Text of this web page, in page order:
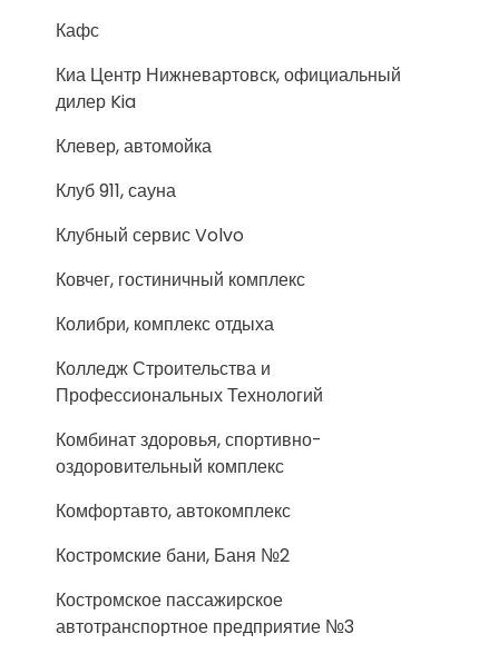
Кафс
Киа Центр Нижневартовск, официальный
дилер Kia
Клевер, автомойка
Клуб 911, сауна
Клубный сервис Volvo
Ковчег, гостиничный комплекс
Колибри, комплекс отдыха
Колледж Строительства и
Профессиональных Технологий
Комбинат здоровья, спортивно-
оздоровительный комплекс
Комфортавто, автокомплекс
Костромские бани, Баня №2
Костромское пассажирское
автотранспортное предприятие №3